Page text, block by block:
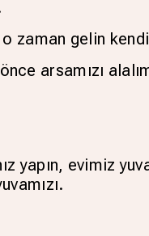
zaman gelin
arsamızı
yapın, evimiz